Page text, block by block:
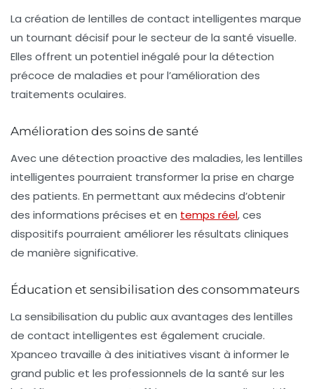
La création de lentilles de contact intelligentes marque
un tournant décisif pour le secteur de la santé visuelle.
Elles offrent un potentiel inégalé pour la détection
précoce de maladies et pour l’amélioration des
traitements oculaires.
Amélioration des soins de santé
Avec une détection proactive des maladies, les lentilles
intelligentes pourraient transformer la prise en charge
des patients. En permettant aux médecins d’obtenir
des informations précises et en temps réel, ces
dispositifs pourraient améliorer les résultats cliniques
de manière significative.
Éducation et sensibilisation des consommateurs
La sensibilisation du public aux avantages des lentilles
de contact intelligentes est également cruciale.
Xpanceo travaille à des initiatives visant à informer le
grand public et les professionnels de la santé sur les